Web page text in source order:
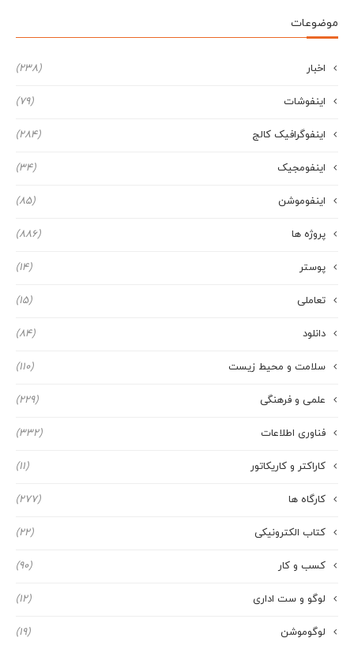
موضوعات
اخبار (238)
اینفوشات (79)
اینفوگرافیک کالج (284)
اینفومجیک (34)
اینفوموشن (85)
پروژه ها (886)
پوستر (14)
تعاملی (15)
دانلود (84)
سلامت و محیط زیست (110)
علمی و فرهنگی (229)
فناوری اطلاعات (332)
کاراکتر و کاریکاتور (11)
کارگاه ها (277)
کتاب الکترونیکی (22)
کسب و کار (90)
لوگو و ست اداری (12)
لوگوموشن (19)